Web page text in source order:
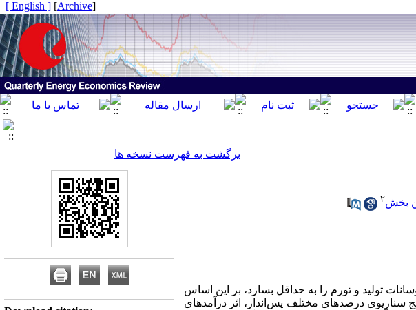
[
Archive
]
[ English ]
برگشت به فهرست نسخه ها
بخش۲
تولید و تورم را به حداقل بسازد، بر این اساس
درصدهای مختلف پس‌انداز، اثر درآمدهای